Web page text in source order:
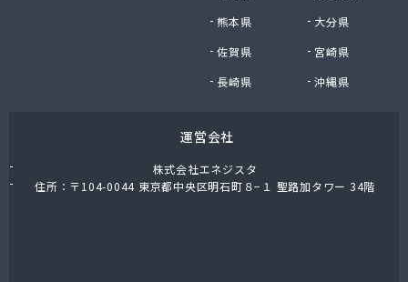
福岡酸素株式会社八代出張所
野中石油プロパン有限会社
有限会社おざわ商会
有限会社オヤマガス
熊本県
大分県
佐賀県
宮崎県
長崎県
沖縄県
運営会社
株式会社エネジスタ
住所：〒104-0044 東京都中央区明石町８−１ 聖路加タワー 34階